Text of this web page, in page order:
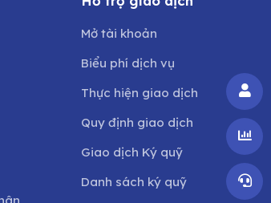
Mở tài khoản
Biểu phí dịch vụ
Thực hiện giao dịch
Quy định giao dịch
Giao dịch Ký quỹ
Danh sách ký quỹ